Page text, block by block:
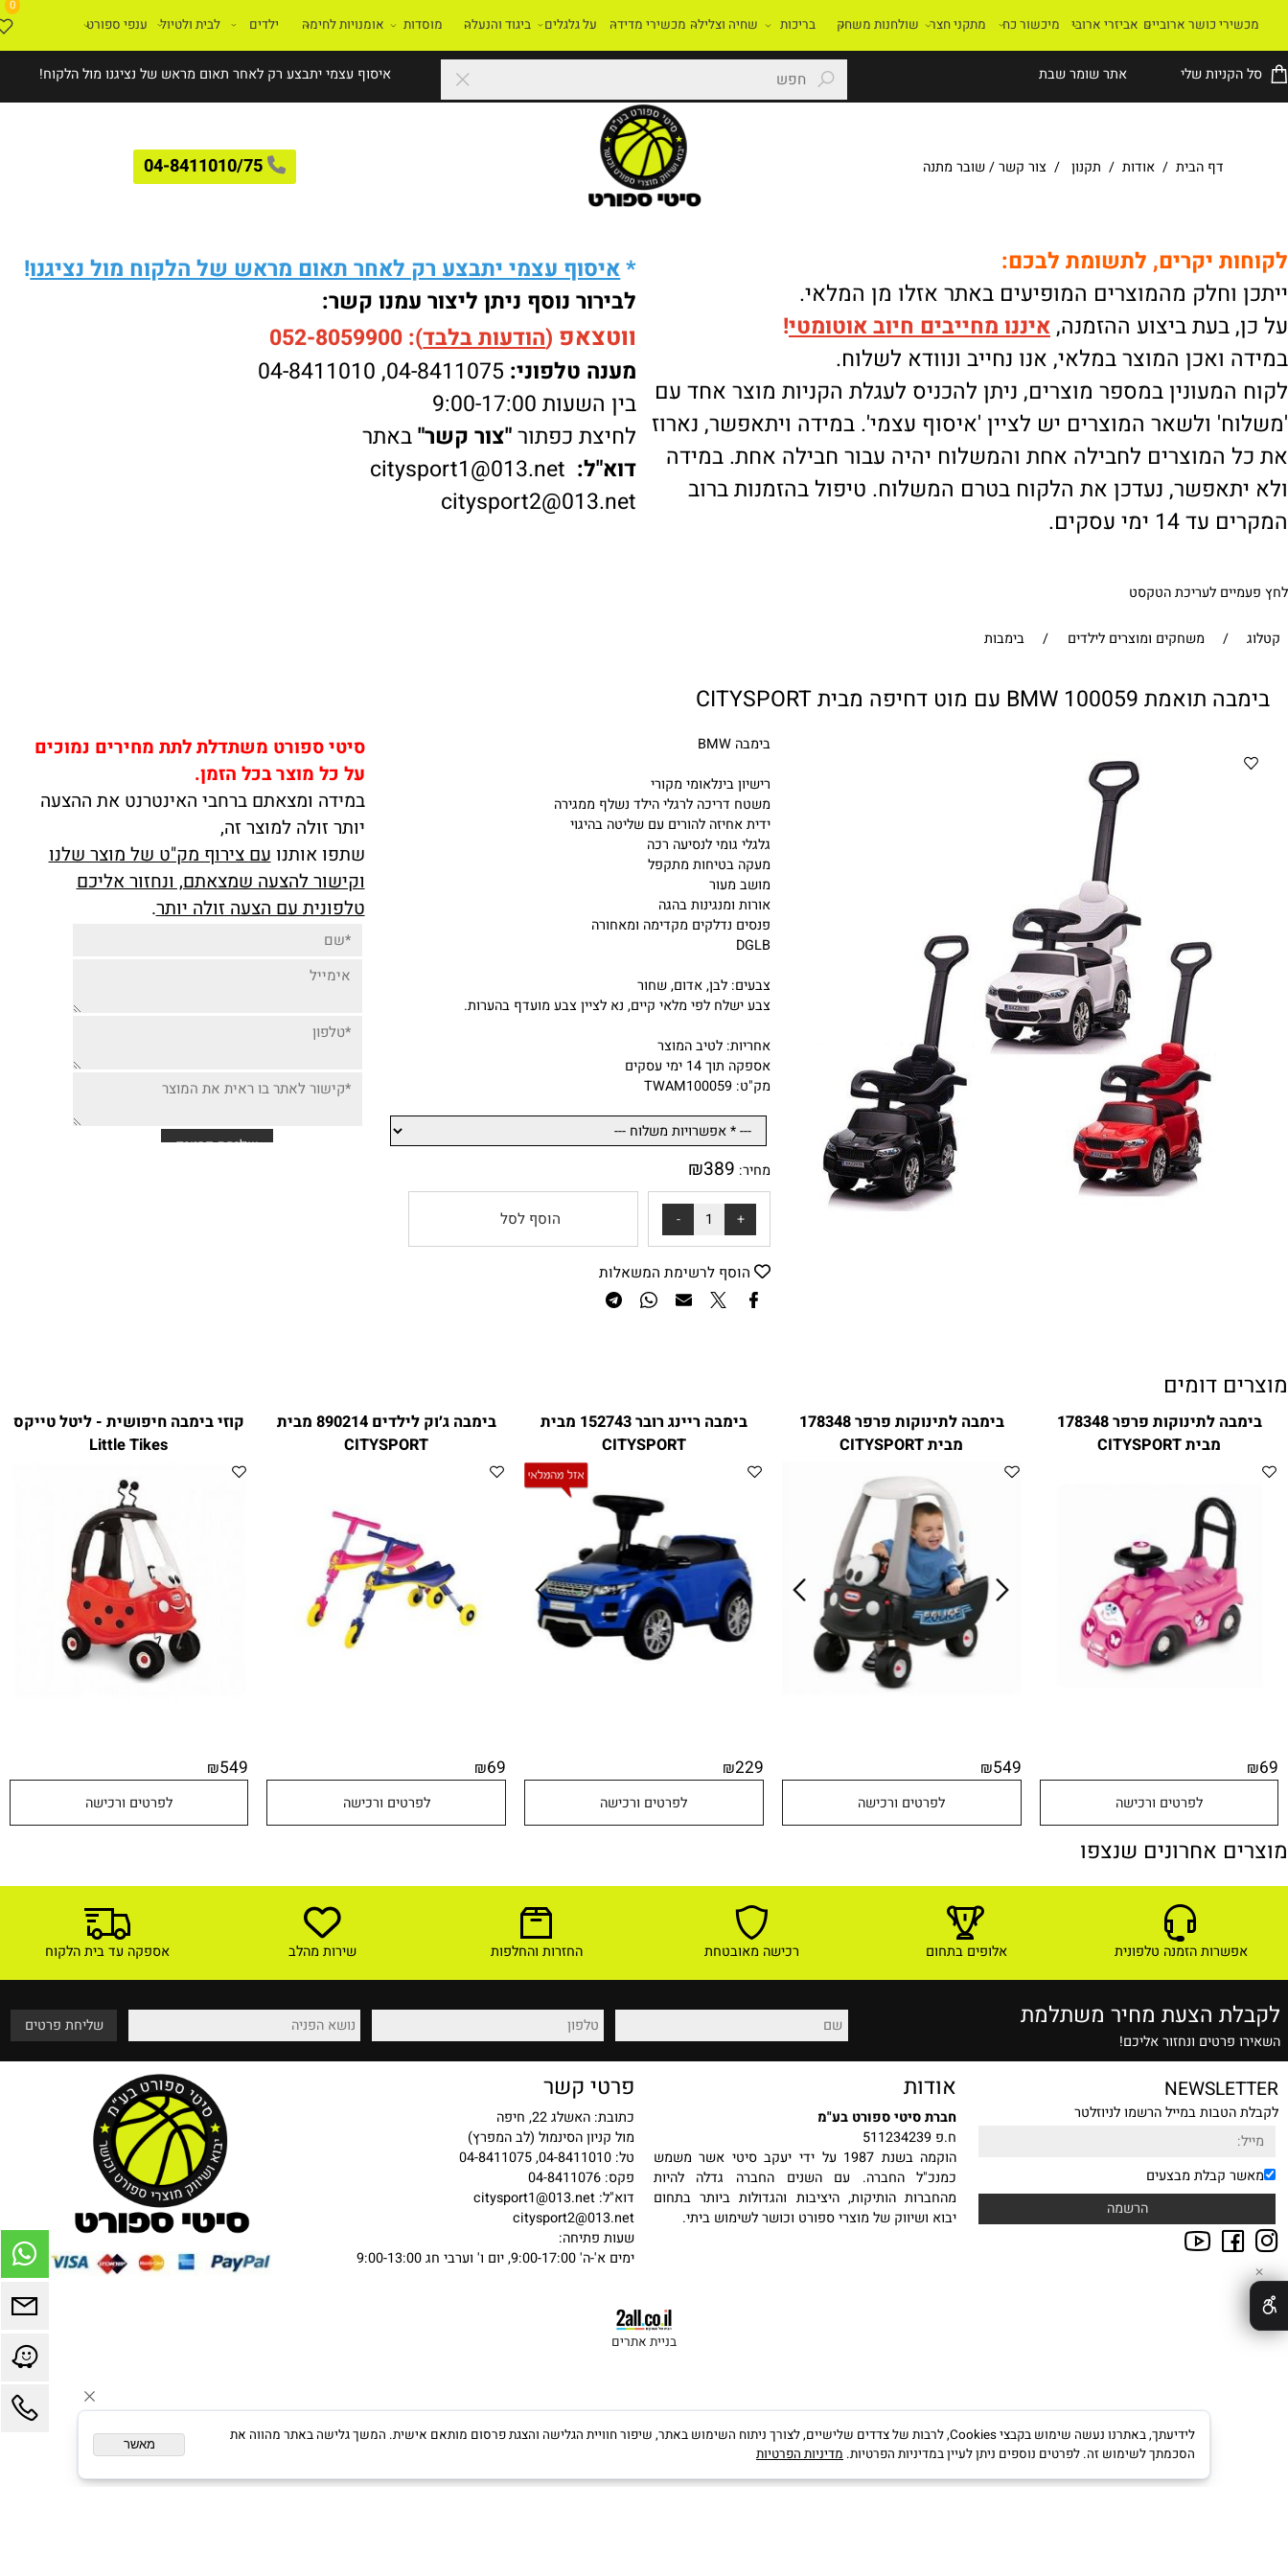
שלי אתר שומר שבת איסוף עצמי יתבצע רק לאחר תאום מראש של נציגנו מול הלקוח!
דף הבית/אודות /תקנון /צור קשר/ שובר מתנה 04-8411010/75
0
כושר ארוביים אביזרי ארובי מיכשור כח מתקני חצר שולחנות משחק בריכות שחיה וצלילה מכשירי מדידה על גלגלים ביגוד והנעלה מוסדות אומנויות לחימה ילדים לבית ולטיול ענפי ספורט
יקרים, לתשומת לבכם:
וחלק מהמוצרים המופיעים באתר אזלו מן המלאי.
בעת ביצוע ההזמנה,איננומחייבים חיוב אוטומטי!
המוצר במלאי, אנו נחייב ונוודא לשלוח.
במספר מוצרים, ניתן להכניס לעגלת הקניות מוצר אחד עם
ולשאר המוצרים יש לציין 'איסוף עצמי'. במידה ויתאפשר, נארוז
לחבילה אחת והמשלוח יהיה עבור חבילה אחת. במידה
נעדכן את הלקוח בטרם המשלוח. טיפול בהזמנות ברוב
עסקים.
איסוף עצמי יתבצע רק לאחר תאום מראש של הלקוח מול נציגנו!
לבירור נוסף ניתן ליצור עמנו קשר:
ווטצאפ (הודעות בלבד):
052-8059900
מענה טלפוני:04-8411075
,
04-8411010
בין השעות 9:00-17:00
לחיצת כפתור "צור קשר"באתר
דוא"ל:citysport1@013.net
citysport2@013.net
בימבה BMW
רישיון בינלאומי מקורי
משטח דריכה לרגלי הילד נשלף ממגירה
ידית אחיזה להורים עם שליטה בהיגוי
גלגלי גומי לנסיעה רכה
מעקה בטיחות מתקפל
מושב מעור
אורות ומנגינות בהגה
DGLB
צבע ישלח לפי מלאי קיים, נא לציין צבע מועדף בהערות.
אחריות: לטיב המוצר
אספקה תוך 14 ימי עסקים
389
סיטי ספורט משתדלת לתת מחירים נמוכים
על כל מוצר בכל הזמן.
במידה ומצאתם ברחבי האינטרנט את ההצעה
יותר זולה למוצר זה,
שתפו אותנועם צירוף מק"ט של מוצר שלנו
וקישור להצעה שמצאתם, ונחזור אליכם
טלפונית עם הצעה זולה יותר
דומים
מבית CITYSPORT
בימבה לתינוקות פרפר 178348
בימבה ריינג רובר 152743 מבית
CITYSPORT
קוזי בימבה חיפושית - ליטל טייקס
Little Tikes
אחרונים שנצפו
הזמנה טלפונית רכישה מאובטחת החזרות והחלפות שירות מהלב אספקה עד בית הלקוח
הצעת מחיר משתלמת
ונחזור אליכם!
במייל הרשמו לניוזלטר
קבלת מבצעים
אודות
חברת סיטי ספורט בע"מ
ח.פ 511234239
פרטי קשר
כתובת: האשלג 22, חיפה
מול קניון הסינמול (לב המפרץ)
פקס: 04-8411076
citysport2@013.net
שעות פתיחה:
ימים א'-ה' 9:00-17:00, יום ו' וערבי חג 9:00-13:00
בניית אתרים